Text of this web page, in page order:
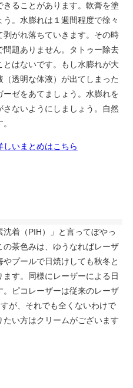
ることがあります。軟膏を塗
。水膨れは１週間程度で徐々
がれ落ちていきます。その時
題ありません。タトゥー除去
はないです。もし水膨れが大
透明な体液）が出てしまった
ゼをあてましょう。水膨れを
ないようにしましょう。自然
いまとめはこちら
着（PIH）」と言ってぼやっ
茶色みは、ゆうなればレーザ
プールで日焼けしても秋冬と
す。同様にレーザーによる日
ピコレーザーは従来のレーザ
が、それでも全くないわけで
い方はクリームがございます